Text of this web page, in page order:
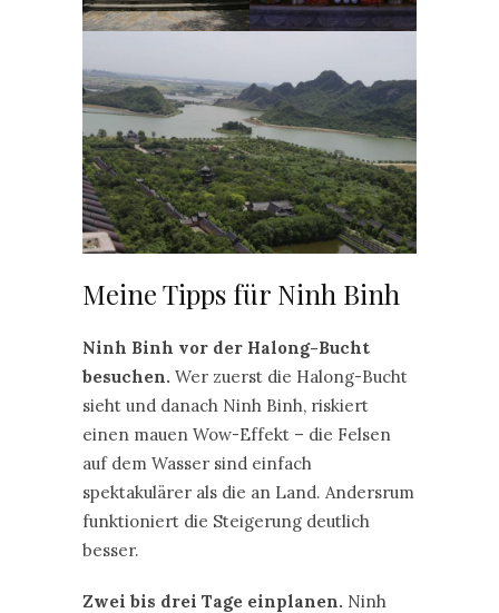
Meine Tipps für Ninh Binh
Ninh Binh vor der Halong-Bucht
besuchen. Wer zuerst die Halong-Bucht
sieht und danach Ninh Binh, riskiert
einen mauen Wow-Effekt – die Felsen
auf dem Wasser sind einfach
spektakulärer als die an Land. Andersrum
funktioniert die Steigerung deutlich
besser.
Zwei bis drei Tage einplanen. Ninh